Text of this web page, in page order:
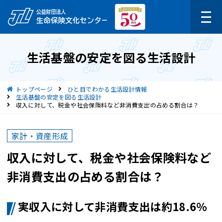
生活基盤の安定を図る生活設計
現在位置トップページ
ひと目でわかる生活設計情報
生活基盤の安定を図る生活設計
収入に対して、税金や社会保険料など非消費支出の占める割合は？
家計・資産形成
収入に対して、税金や社会保険料など
非消費支出の占める割合は？
実収入に対して非消費支出は約18.6％